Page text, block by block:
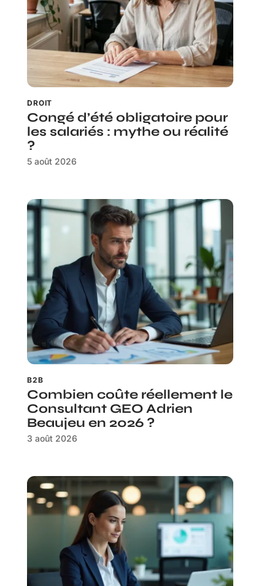
DROIT
Congé d’été obligatoire pour
les salariés : mythe ou réalité
?
5 août 2026
B2B
Combien coûte réellement le
Consultant GEO Adrien
Beaujeu en 2026 ?
3 août 2026